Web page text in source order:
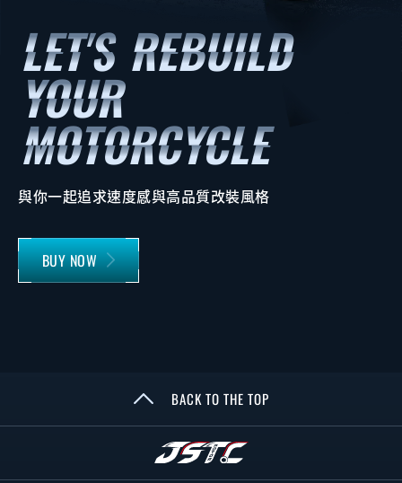
與你一起追求速度感與高品質改裝風格
BUY NOW
BACK TO THE TOP